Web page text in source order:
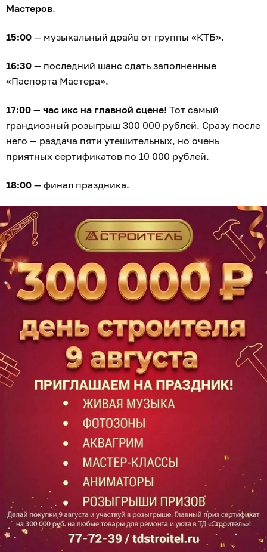
Мастеров.
15:00 — музыкальный драйв от группы «КТБ».
16:30 — последний шанс сдать заполненные
«Паспорта Мастера».
17:00 — час икс на главной сцене! Тот самый
грандиозный розыгрыш 300 000 рублей. Сразу после
него — раздача пяти утешительных, но очень
приятных сертификатов по 10 000 рублей.
18:00 — финал праздника.